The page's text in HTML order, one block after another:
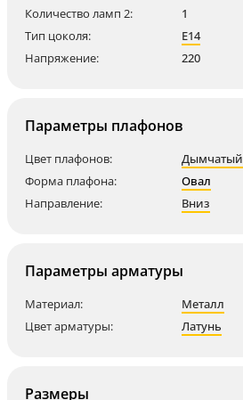
Количество ламп 2:
1
Тип цоколя:
E14
Напряжение:
220
Параметры плафонов
Цвет плафонов:
Дымчатый
Форма плафона:
Овал
Направление:
Вниз
Параметры арматуры
Материал:
Металл
Цвет арматуры:
Латунь
Размеры